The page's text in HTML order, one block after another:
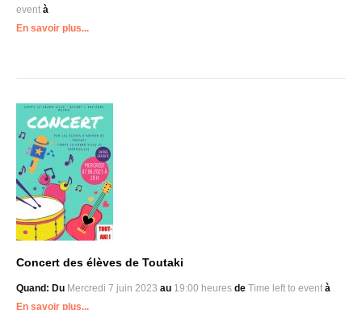
event à
En savoir plus...
Concert des élèves de Toutaki
Quand: Du Mercredi 7 juin 2023 au 19:00 heures de Time left to event à
En savoir plus...